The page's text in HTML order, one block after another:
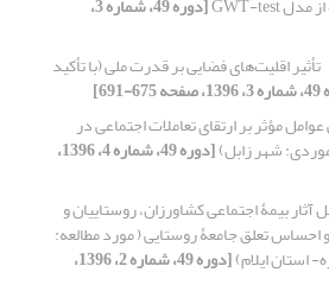
تأثیر اقلیت‌های فضایی بر قدرت ملی (با تأکید
مؤثر بر ارتقای تعاملات اجتماعی در
شهر زابل) [دوره 49، شماره 4، 1396،
آثار بیمۀ اجتماعی کشاورزان، روستاییان و
احساس تعلق جامعۀ روستایی ( مورد مطالعه:
استان ایلام) [دوره 49، شماره 2، 1396،